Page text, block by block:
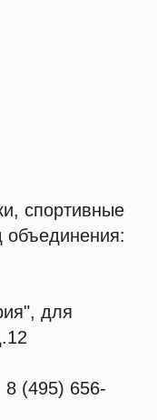
спортивные
объединения:
для
(495) 656-